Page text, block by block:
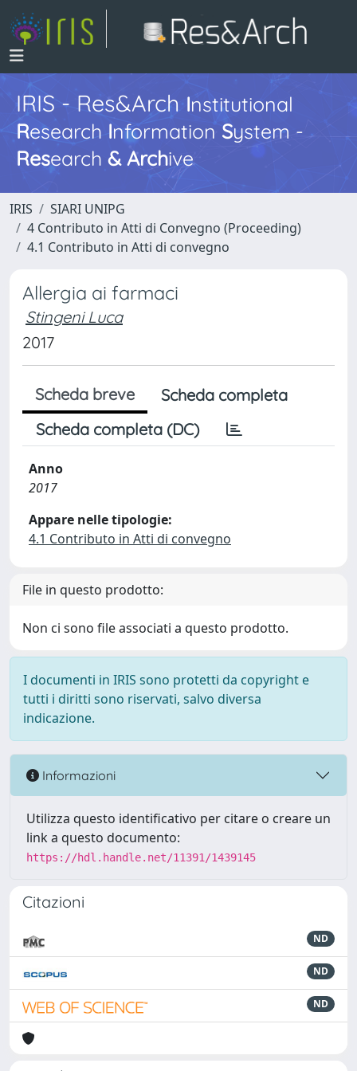
IRIS - Res&ArchInstitutional
Research InformationSystem -
Research & Archive
IRIS
SIARI UNIPG
4 Contributo in Atti di Convegno (Proceeding)
4.1 Contributo in Atti di convegno
Allergia ai farmaci
Stingeni Luca
2017
Scheda breve
Scheda completa
Scheda completa (DC)
Anno
2017
Appare nelle tipologie:
4.1 Contributo in Atti di convegno
File in questo prodotto:
Non ci sono file associati a questo prodotto.
I documenti in IRIS sono protetti da copyright e
tutti i diritti sono riservati, salvo diversa
indicazione.
Informazioni
Utilizza questo identificativo per citare o creare un
link a questo documento:
https://hdl.handle.net/11391/1439145
Citazioni
ND
ND
ND